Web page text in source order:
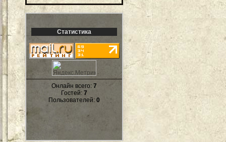
Статистика
Онлайн всего: 7
Гостей: 7
Пользователей: 0